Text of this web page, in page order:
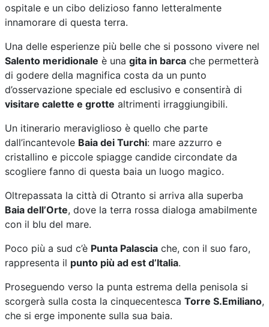
ospitale e un cibo delizioso fanno letteralmente
innamorare di questa terra.
Una delle esperienze più belle che si possono vivere nel
Salento meridionale è una gita in barca che permetterà
di godere della magnifica costa da un punto
d’osservazione speciale ed esclusivo e consentirà di
visitare calette e grotte altrimenti irraggiungibili.
Un itinerario meraviglioso è quello che parte
dall’incantevole Baia dei Turchi: mare azzurro e
cristallino e piccole spiagge candide circondate da
scogliere fanno di questa baia un luogo magico.
Oltrepassata la città di Otranto si arriva alla superba
Baia dell’Orte, dove la terra rossa dialoga amabilmente
con il blu del mare.
Poco più a sud c’è Punta Palascia che, con il suo faro,
rappresenta il punto più ad est d’Italia.
Proseguendo verso la punta estrema della penisola si
scorgerà sulla costa la cinquecentesca Torre S.Emiliano,
che si erge imponente sulla sua baia.